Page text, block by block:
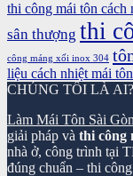
thi công mái tôn cách
sân thượng thi
công máng xối inox 304
liệu cách nhiệt mái tôn
CHÚNG TÔI LÀ AI?
Làm Mái Tôn Sài
giải pháp và thi công
nhà ở, công trình tại
đúng chuẩn – thi